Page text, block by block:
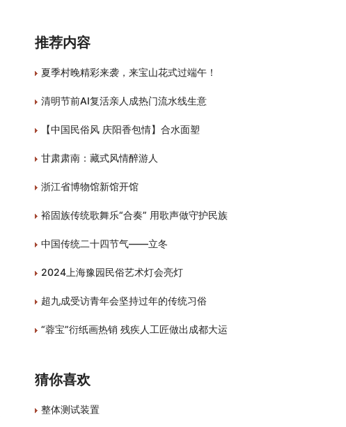
推荐内容
夏季村晚精彩来袭，来宝山花式过端午！
清明节前AI复活亲人成热门流水线生意
【中国民俗风 庆阳香包情】合水面塑
甘肃肃南：藏式风情醉游人
浙江省博物馆新馆开馆
裕固族传统歌舞乐“合奏” 用歌声做守护民族
中国传统二十四节气——立冬
2024上海豫园民俗艺术灯会亮灯
超九成受访青年会坚持过年的传统习俗
“蓉宝”衍纸画热销 残疾人工匠做出成都大运
猜你喜欢
整体测试装置